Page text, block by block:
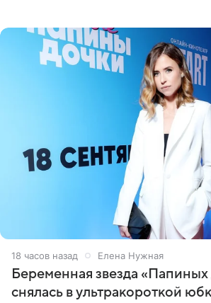
18 часов назад Елена Нужная
Беременная звезда «Папиных
снялась в ультракороткой